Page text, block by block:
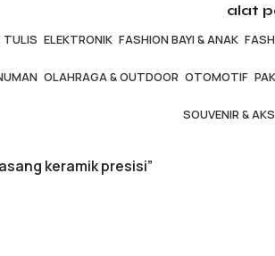
alat
TULIS ELEKTRONIK FASHION BAYI & ANAK
OLAHRAGA & OUTDOOR OTOMOTIF
SOUVENIR &
keramik presisi”